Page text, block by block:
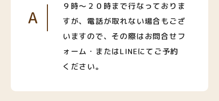
A
９時〜２０時まで行なっておりま
すが、電話が取れない場合もござ
いますので、その際はお問合せフ
ォーム・またはLINEにてご予約
ください。